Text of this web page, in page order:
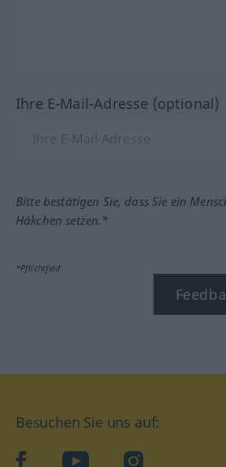
Ihre E-Mail-Adresse (optional)
Bitte bestätigen Sie, dass Sie ein
Häkchen setzen.*
*Pflichtfeld
Besuchen Sie uns auf:
facebookYouTube Instagram